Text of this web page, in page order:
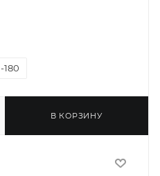
В КОРЗИНУ
180